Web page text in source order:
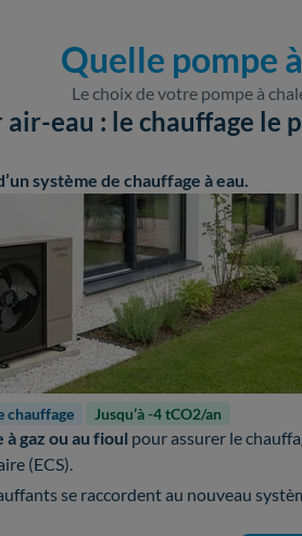
Quelle pompe
Le choix de votre pompe à
air-eau : le chauffage le
système de chauffage à eau.
chauffage Jusqu’à -4 tCO2/an
gaz ou au fioul pour assurer le
(ECS).
se raccordent au nouveau